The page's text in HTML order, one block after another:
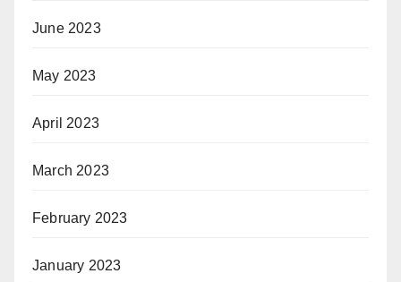
June 2023
May 2023
April 2023
March 2023
February 2023
January 2023